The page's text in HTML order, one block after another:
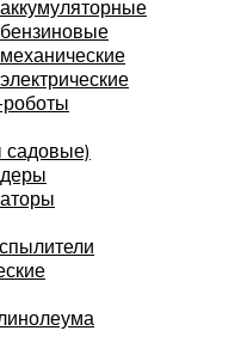
роботы
садовые)